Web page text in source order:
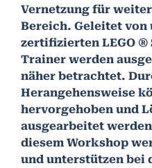
Vernetzung für
Bereich. Geleitet von
zertifizierten LEGO ®
Trainer werden
näher betrachtet.
Herangehensweise
hervorgehoben und
ausgearbeitet
diesem Workshop
und unterstützen bei